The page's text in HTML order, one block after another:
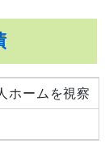
ホームを視察